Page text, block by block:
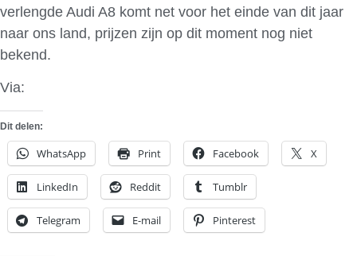
verlengde Audi A8 komt net voor het einde van dit jaar
naar ons land, prijzen zijn op dit moment nog niet
bekend.
Via:
Dit delen:
WhatsApp Print Facebook X
LinkedIn Reddit Tumblr
Telegram E-mail Pinterest